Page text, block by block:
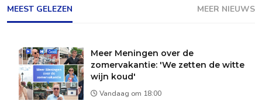
MEEST GELEZEN MEER NIEUWS
Meer Meningen over de
zomervakantie: 'We zetten de witte
wijn koud'
Vandaag om 18:00